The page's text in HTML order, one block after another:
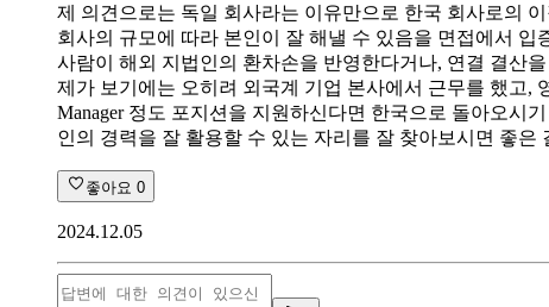
제 의견으로는 독일 회사라는 이유만으로 한국 회사로의
회사의 규모에 따라 본인이 잘 해낼 수 있음을 면접에서
사람이 해외 지법인의 환차손을 반영한다거나, 연결 결산
제가 보기에는 오히려 외국계 기업 본사에서 근무를 했고,
Manager 정도 포지션을 지원하신다면 한국으로 돌아오시
인의 경력을 잘 활용할 수 있는 자리를 잘 찾아보시면 좋은
좋아요 0
2024.12.05